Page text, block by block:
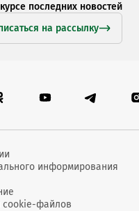
последних новостей
на рассылку
информирования
cookie-файлов